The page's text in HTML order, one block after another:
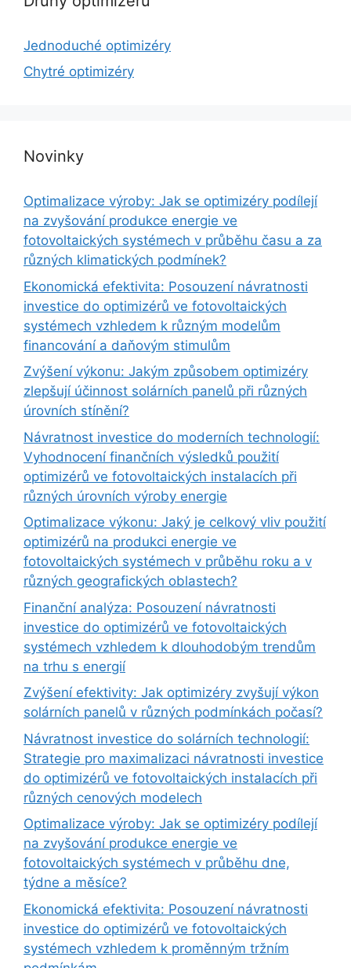
Jednoduché optimizéry
Chytré optimizéry
Novinky
Optimalizace výroby: Jak se optimizéry podílejí
na zvyšování produkce energie ve
fotovoltaických systémech v průběhu času a za
různých klimatických podmínek?
Ekonomická efektivita: Posouzení návratnosti
investice do optimizérů ve fotovoltaických
systémech vzhledem k různým modelům
financování a daňovým stimulům
Zvýšení výkonu: Jakým způsobem optimizéry
zlepšují účinnost solárních panelů při různých
úrovních stínění?
Návratnost investice do moderních technologií:
Vyhodnocení finančních výsledků použití
optimizérů ve fotovoltaických instalacích při
různých úrovních výroby energie
Optimalizace výkonu: Jaký je celkový vliv použití
optimizérů na produkci energie ve
fotovoltaických systémech v průběhu roku a v
různých geografických oblastech?
Finanční analýza: Posouzení návratnosti
investice do optimizérů ve fotovoltaických
systémech vzhledem k dlouhodobým trendům
na trhu s energií
Zvýšení efektivity: Jak optimizéry zvyšují výkon
solárních panelů v různých podmínkách počasí?
Návratnost investice do solárních technologií:
Strategie pro maximalizaci návratnosti investice
do optimizérů ve fotovoltaických instalacích při
různých cenových modelech
Optimalizace výroby: Jak se optimizéry podílejí
na zvyšování produkce energie ve
fotovoltaických systémech v průběhu dne,
týdne a měsíce?
Ekonomická efektivita: Posouzení návratnosti
investice do optimizérů ve fotovoltaických
systémech vzhledem k proměnným tržním